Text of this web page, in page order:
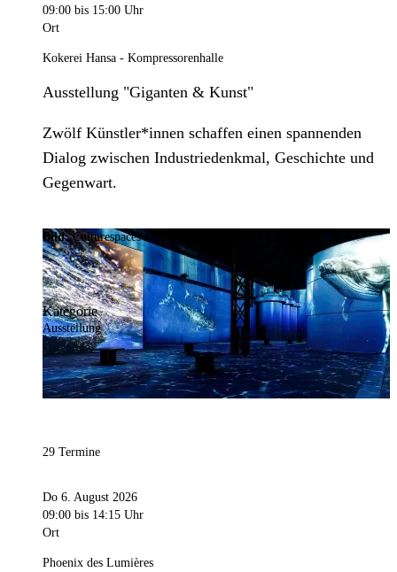
09:00 bis 15:00 Uhr
Ort
Kokerei Hansa - Kompressorenhalle
Ausstellung "Giganten & Kunst"
Zwölf Künstler*innen schaffen einen spannenden
Dialog zwischen Industriedenkmal, Geschichte und
Gegenwart.
Bild:Culturespaces / Falko Wübbecke
Kategorie
Ausstellung
29 Termine
Do 6. August 2026
09:00 bis 14:15 Uhr
Ort
Phoenix des Lumières